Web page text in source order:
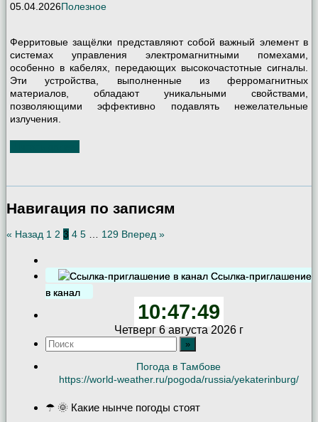
05.04.2026Полезное
Ферритовые защёлки представляют собой важный элемент в
системах управления электромагнитными помехами,
особенно в кабелях, передающих высокочастотные сигналы.
Эти устройства, выполненные из ферромагнитных
материалов, обладают уникальными свойствами,
позволяющими эффективно подавлять нежелательные
излучения.
Навигация по записям
« Назад 1 2 3 4 5 129 Вперед »
Ссылка-приглашение
в канал
10:47:50
Четверг 6 августа 2026 г
Погода в Тамбове
https://world-weather.ru/pogoda/russia/yekaterinburg/
☂ 🌞 Какие нынче погоды стоят